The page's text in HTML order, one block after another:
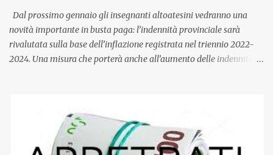
Dal prossimo gennaio gli insegnanti altoatesini vedranno una
novità importante in busta paga: l’indennità provinciale sarà
rivalutata sulla base dell’inflazione registrata nel triennio 2022-
2024. Una misura che porterà anche all’aumento delle indennità di
dedicato alle donne vittime di violenza di genere, in linea con la
normativa nazionale e con l’obiettivo di offrire maggiore tutela e
supporto in situazioni delicate. L’indennità provinciale per i docenti